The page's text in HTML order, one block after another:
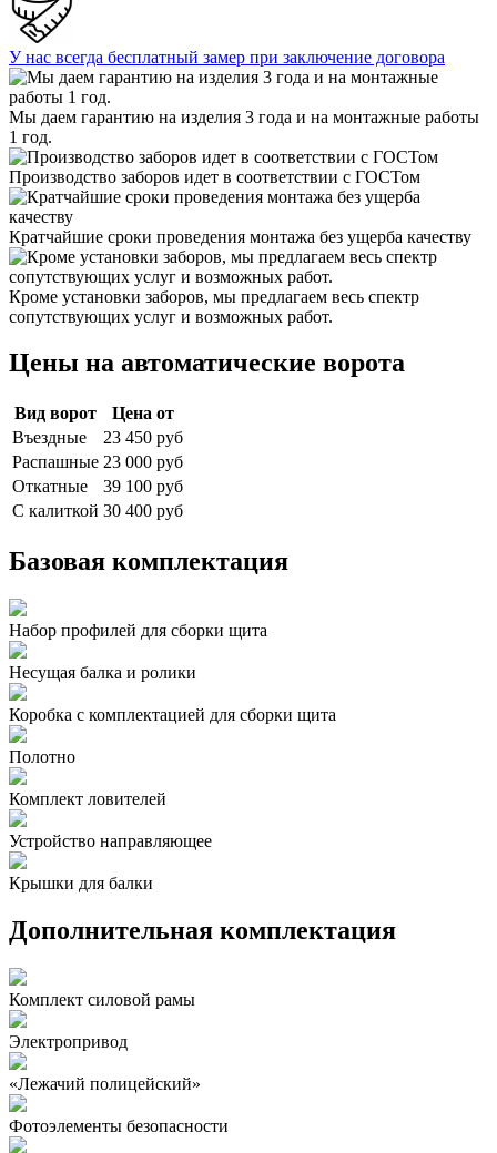
У нас всегда бесплатный замер при заключение договора
Мы даем гарантию на изделия 3 года и на монтажные работы
1 год.
Производство заборов идет в соответствии с ГОСТом
Кратчайшие сроки проведения монтажа без ущерба качеству
Кроме установки заборов, мы предлагаем весь спектр
сопутствующих услуг и возможных работ.
Цены на автоматические ворота
Вид ворот
Цена от
Въездные
23 450 руб
Распашные 23 000 руб
Откатные
39 100 руб
C калиткой 30 400 руб
Базовая комплектация
Набор профилей для сборки щита
Несущая балка и ролики
Коробка с комплектацией для сборки щита
Полотно
Комплект ловителей
Устройство направляющее
Крышки для балки
Дополнительная комплектация
Комплект силовой рамы
Электропривод
«Лежачий полицейский»
Фотоэлементы безопасности